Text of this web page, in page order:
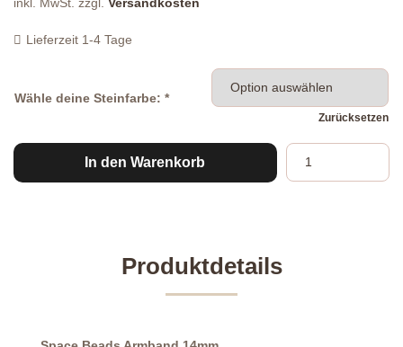
Lieferzeit 1-4 Tage
Wähle deine Steinfarbe: *
Zurücksetzen
Space
Beads
In den Warenkorb
Produktdetails